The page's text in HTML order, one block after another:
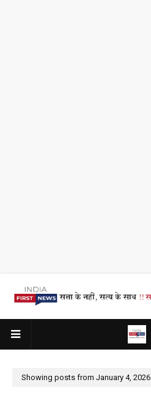
Showing posts from January 4, 2026